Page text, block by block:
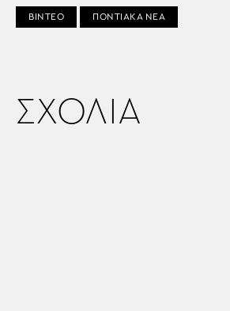
ΒΙΝΤΕΟ ΠΟΝΤΙΑΚΑ ΝΕΑ
ΣΧΟΛΙΑ